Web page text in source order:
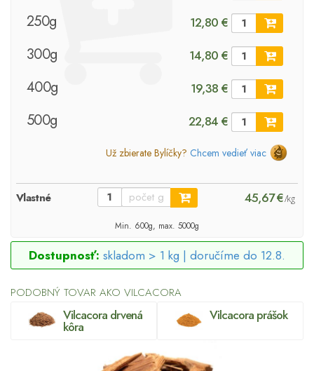
250g 12,80 €
300g 14,80 €
400g 19,38 €
500g 22,84 €
Už zbierate Bylíčky? Chcem vedieť viac
Vlastné 45,67 €/kg
Min. 600g, max. 5000g
Dostupnosť: skladom > 1 kg | doručíme do 12.8.
PODOBNÝ TOVAR AKO VILCACORA
Vilcacora drvená
kôra
Vilcacora prášok